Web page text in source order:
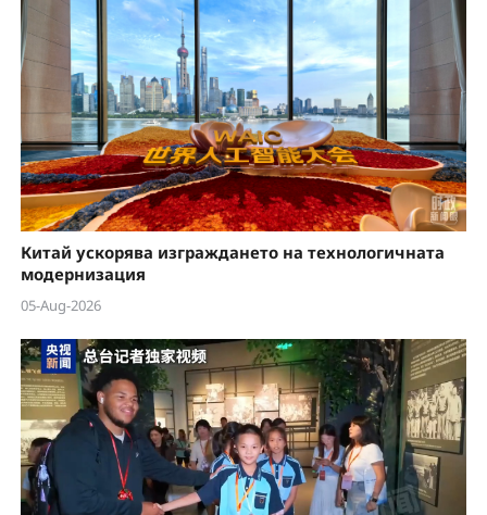
Китай ускорява изграждането на технологичната
модернизация
05-Aug-2026